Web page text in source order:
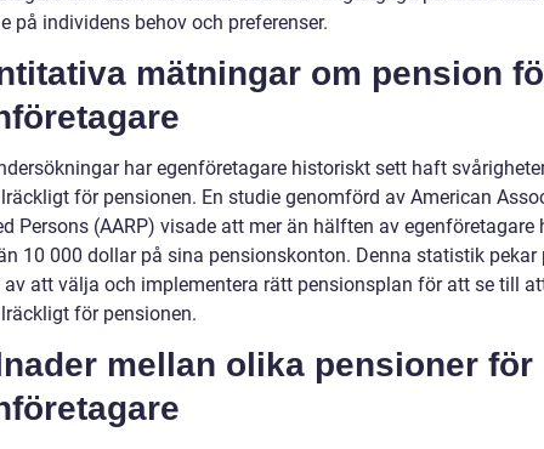
på individens behov och preferenser.
mätningar om pension
har egenföretagare historiskt sett haft
för pensionen. En studie genomförd av American
Persons (AARP) visade att mer än hälften av egenföretagare
10 000 dollar på sina pensionskonton. Denna statistik pekar
av att välja och implementera rätt pensionsplan för att se till
för pensionen.
mellan olika pensioner för